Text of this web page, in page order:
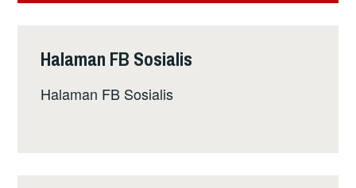
Halaman FB Sosialis
Halaman FB Sosialis